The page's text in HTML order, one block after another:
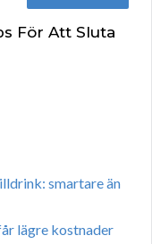
För Att Sluta
smartare än
lägre kostnader